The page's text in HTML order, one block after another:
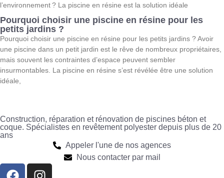
l’environnement ? La piscine en résine est la solution idéale
Pourquoi choisir une piscine en résine pour les
petits jardins ?
Pourquoi choisir une piscine en résine pour les petits jardins ? Avoir
une piscine dans un petit jardin est le rêve de nombreux propriétaires,
mais souvent les contraintes d’espace peuvent sembler
insurmontables. La piscine en résine s’est révélée être une solution
idéale,
Construction, réparation et rénovation de piscines béton et
coque. Spécialistes en revêtement polyester depuis plus de 20
ans
Appeler l'une de nos agences
Nous contacter par mail